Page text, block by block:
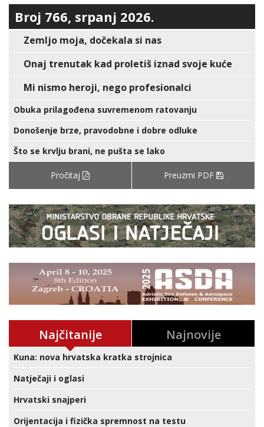
Broj 766, srpanj 2026.
Zemljo moja, dočekala si nas
Onaj trenutak kad proletiš iznad svoje kuće
Mi nismo heroji, nego profesionalci
Obuka prilagođena suvremenom ratovanju
Donošenje brze, pravodobne i dobre odluke
Što se krvlju brani, ne pušta se lako
Pročitaj Preuzmi PDF
Najčitanije Najnovije
Kuna: nova hrvatska kratka strojnica
Natječaji i oglasi
Hrvatski snajperi
Orijentacija i fizička spremnost na testu